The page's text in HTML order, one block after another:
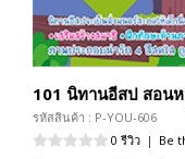
101 นิทานอีสป สอน
รหัสสินค้า : P-YOU-606
0 รีวิว | Be